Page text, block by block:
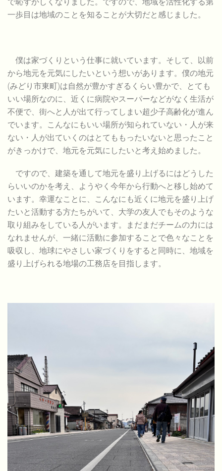
一歩目は地域のことを知ることが大切だと感じました。
僕は家づくりという仕事に就いています。そして、以前
から地元を元気にしたいという想いがあります。僕の地元
(みどり市東町)は自然が豊かすぎるくらい豊かで、とても
いい場所なのに、近くに病院やスーパーなどがなく生活が
不便で、街へと人が出て行ってしまい超少子高齢化が進ん
でいます。こんなにもいい場所が知られていない・人が来
ない・人が出ていくのはとてももったいないと思ったこと
がきっかけで、地元を元気にしたいと考え始めました。
ですので、建築を通して地元を盛り上げるにはどうした
らいいのかを考え、ようやく今年から行動へと移し始めて
います。幸運なことに、こんなにも近くに地元を盛り上げ
たいと活動する方たちがいて、大学の友人でもそのような
取り組みをしている人がいます。まだまだチームの力には
なれませんが、一緒に活動に参加することで色々なことを
吸収し、地球にやさしい家づくりをすると同時に、地域を
盛り上げられる地場の工務店を目指します。